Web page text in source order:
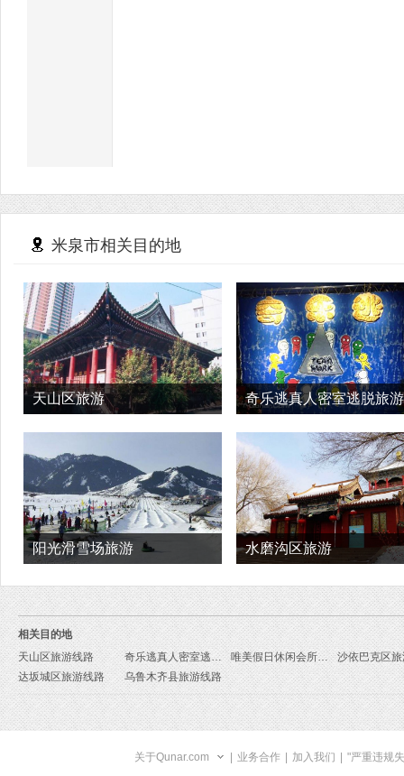
米泉市相关目的地
天山区旅游 奇乐逃真人密室逃脱旅游
阳光滑雪场旅游 水磨沟区旅游
相关目的地
天山区旅游线路
奇乐逃真人密室逃脱旅游线路 唯美假日休闲会所旅游线路
沙依巴克区
达坂城区旅游线路
乌鲁木齐县旅游线路
关于Qunar.com 业务合作 加入我们 "严重违规